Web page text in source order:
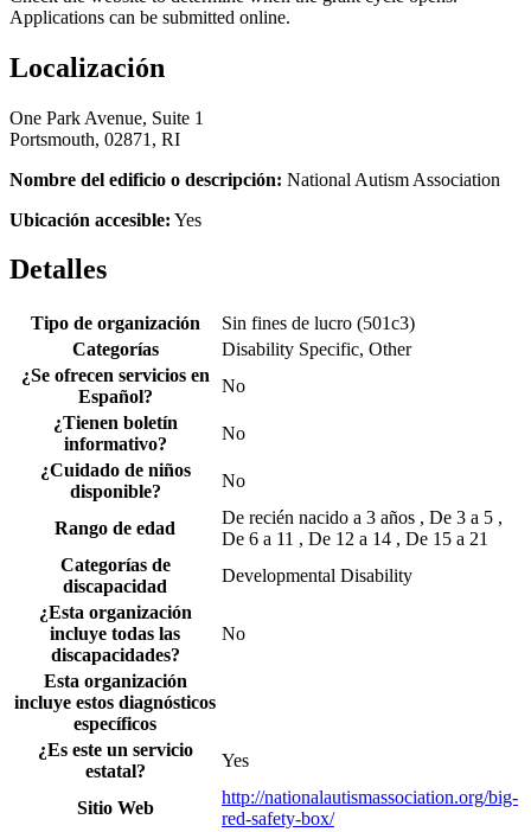
Applications can be submitted online.
Localización
One Park Avenue, Suite 1
Portsmouth, 02871, RI
Nombre del edificio o descripción: National Autism Association
Ubicación accesible: Yes
Detalles
Tipo de organización
Sin fines de lucro (501c3)
Categorías
Disability Specific, Other
¿Se ofrecen servicios en
Español?
No
¿Tienen boletín
informativo?
No
¿Cuidado de niños
disponible?
No
Rango de edad
De recién nacido a 3 años , De 3 a 5 ,
De 6 a 11 , De 12 a 14 , De 15 a 21
Categorías de
discapacidad
Developmental Disability
¿Esta organización
incluye todas las
discapacidades?
No
Esta organización
incluye estos diagnósticos
específicos
¿Es este un servicio
estatal?
Yes
Sitio Web
http://nationalautismassociation.org/big-
red-safety-box/